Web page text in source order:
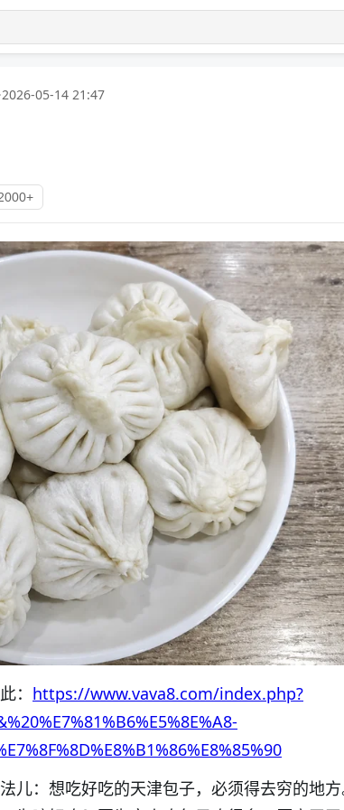
·2026-05-14 21:47
： https://www.vava8.com/index.php?
儿：想吃好吃的天津包子，必须得去穷的地